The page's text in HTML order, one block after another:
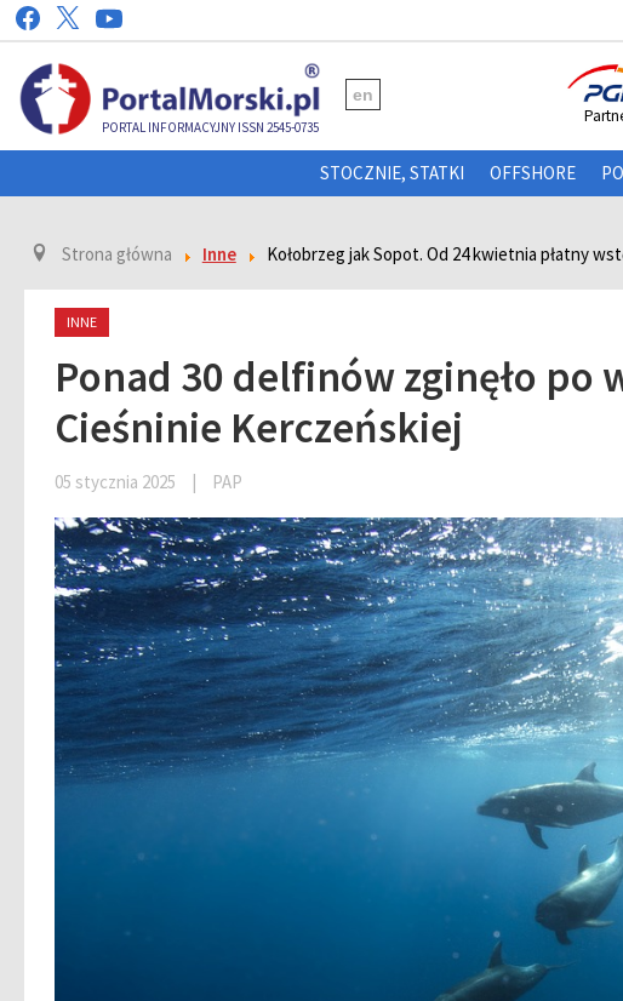
PORTAL INFORMACYJNY ISSN 2545-0735
en
STOCZNIE, STATKI OFFSHORE
Strona główna Inne Kołobrzeg jak Sopot. Od 24 kwietnia płatny
INNE
Ponad 30 delfinów zginęło po
Cieśninie Kerczeńskiej
05 stycznia 2025 | PAP